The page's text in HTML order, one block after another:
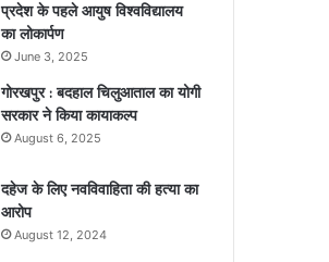
प्रदेश के पहले आयुष विश्वविद्यालय
का लोकार्पण
June 3, 2025
गोरखपुर : बदहाल चिलुआताल का योगी
सरकार ने किया कायाकल्प
August 6, 2025
दहेज के लिए नवविवाहिता की हत्या का
आरोप
August 12, 2024